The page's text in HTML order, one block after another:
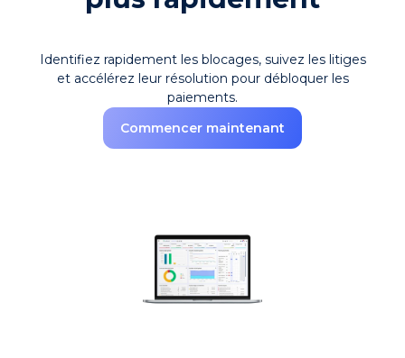
Identifiez rapidement les blocages, suivez les litiges
et accélérez leur résolution pour débloquer les
paiements.
Commencer maintenant